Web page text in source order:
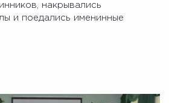
накрывались
и поедались именинные